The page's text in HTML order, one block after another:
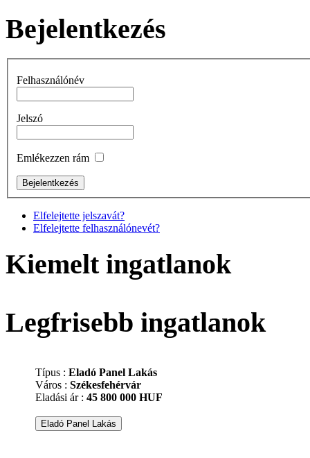
Bejelentkezés
Felhasználónév
Jelszó
Emlékezzen rám
Elfelejtette jelszavát?
Elfelejtette felhasználónevét?
Kiemelt ingatlanok
Legfrisebb ingatlanok
Típus : Eladó Panel Lakás
Város : Székesfehérvár
Eladási ár : 45 800 000 HUF